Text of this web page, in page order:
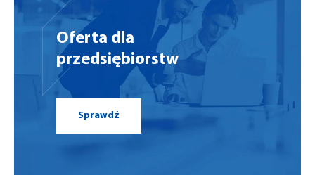
Oferta dla
przedsiębiorstw
Sprawdź